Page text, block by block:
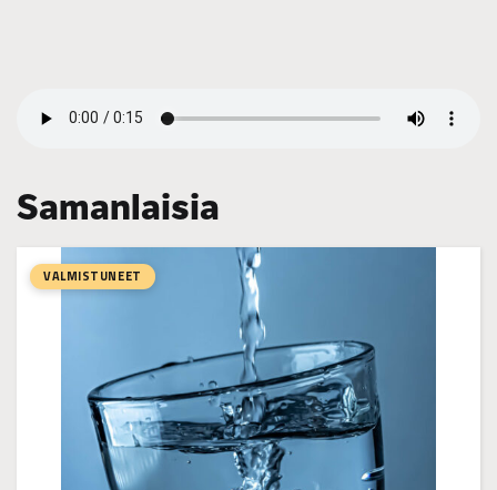
Samanlaisia
VALMISTUNEET